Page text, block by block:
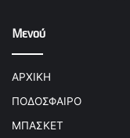
Μενού
ΑΡΧΙΚΗ
ΠΟΔΟΣΦΑΙΡΟ
ΜΠΑΣΚΕΤ